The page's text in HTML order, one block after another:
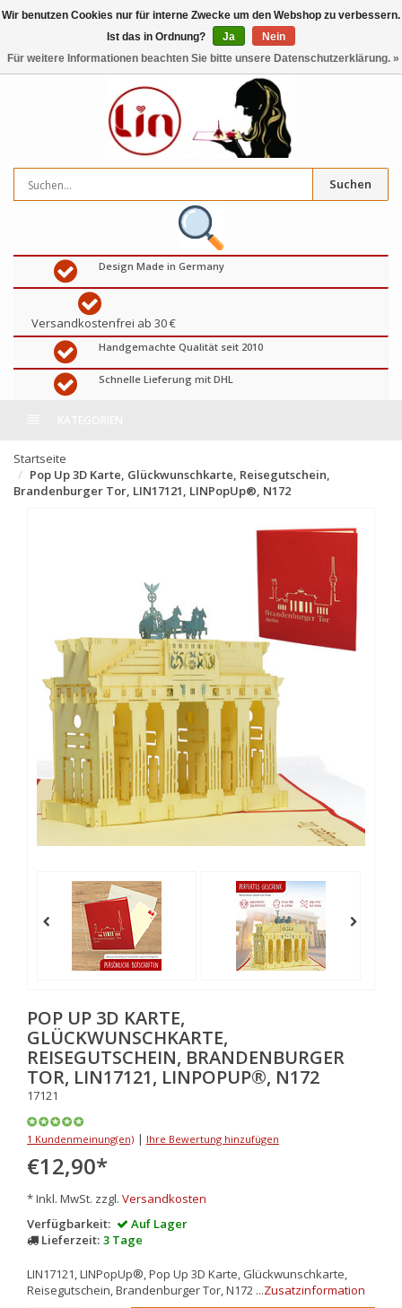
artikel
Suchen
Design Made in Germany
Versandkostenfrei ab 30 €
Handgemachte Qualität seit 2010
Schnelle Lieferung mit DHL
Startseite
Pop Up 3D Karte, Glückwunschkarte, Reisegutschein,
Brandenburger Tor, LIN17121, LINPopUp®, N172
POP UP 3D KARTE,
GLÜCKWUNSCHKARTE,
REISEGUTSCHEIN, BRANDENBURGER
TOR, LIN17121, LINPOPUP®, N172
17121
1 Kundenmeinung(en) | Ihre Bewertung hinzufügen
€12,90*
* Inkl. MwSt. zzgl. Versandkosten
Verfügbarkeit:
Auf Lager
Lieferzeit: 3 Tage
LIN17121, LINPopUp®, Pop Up 3D Karte, Glückwunschkarte,
Reisegutschein, Brandenburger Tor, N172 ...Zusatzinformation
Wir benutzen Cookies nur für interne Zwecke um den Webshop zu verbessern.
Ist das in Ordnung?
Ja
Nein
Für weitere Informationen beachten Sie bitte unsere Datenschutzerklärung. »